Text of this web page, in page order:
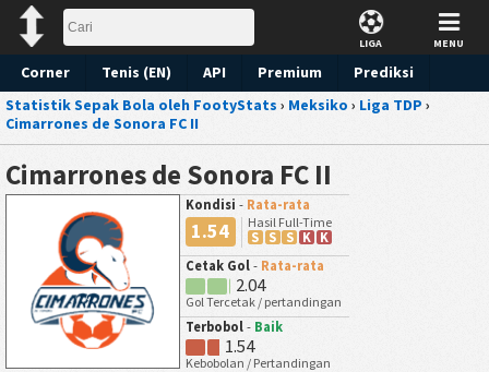
LIGA MENU
Corner Tenis (EN) API Premium
Prediksi
Statistik Sepak Bola oleh FootyStats › Meksiko › Liga TDP ›
Cimarrones de Sonora FC II
Cimarrones de Sonora FC II
Kondisi - Rata-rata
1.54
Hasil Full-Time
S
S S K
K
Cetak Gol - Rata-rata
2.04
Gol Tercetak / pertandingan
Terbobol - Baik
1.54
Kebobolan / Pertandingan